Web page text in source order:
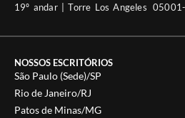
19º andar | Torre Los Angeles
NOSSOS ESCRITÓRIOS
São Paulo (Sede)/SP
Rio de Janeiro/RJ
Patos de Minas/MG